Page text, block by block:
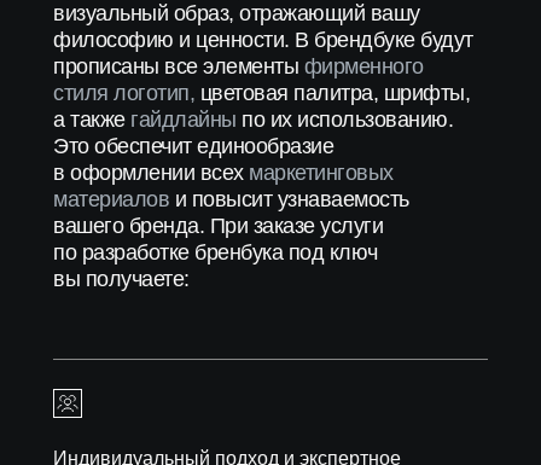
визуальный образ, отражающий вашу
философию и ценности. В брендбуке будут
прописаны все элементы фирменного
стиля логотип, цветовая палитра, шрифты,
а также гайдлайны по их использованию.
Это обеспечит единообразие
в оформлении всех маркетинговых
материалов и повысит узнаваемость
вашего бренда. При заказе услуги
по разработке бренбука под ключ
вы получаете:
Индивидуальный подход и экспертное